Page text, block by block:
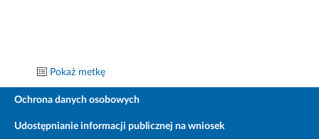
Pokaż metkę
Ochrona danych osobowych
Udostępnianie informacji publicznej na wniosek